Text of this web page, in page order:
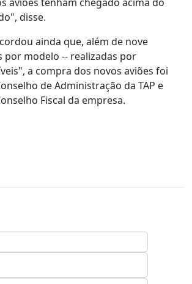
disse.
ainda que, além de nove
por modelo -- realizadas por
a compra dos novos aviões foi
de Administração da TAP e
Fiscal da empresa.